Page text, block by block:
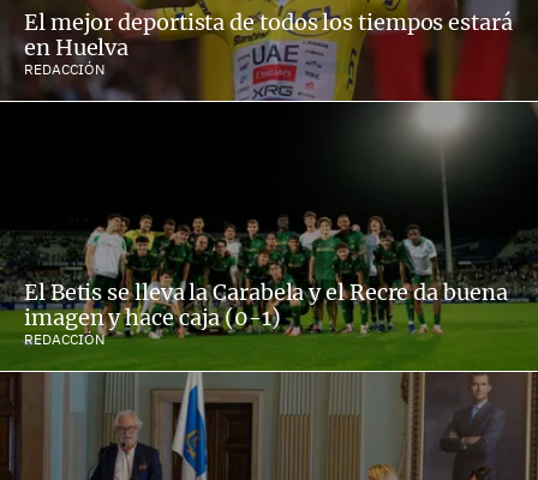
El mejor deportista de todos los tiempos estará
en Huelva
REDACCIÓN
El Betis se lleva la Carabela y el Recre da buena
imagen y hace caja (0-1)
REDACCIÓN